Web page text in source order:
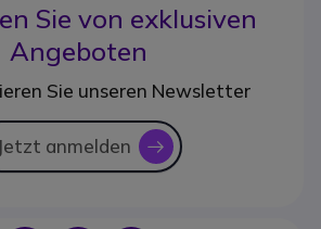
Sie von exklusiven
Angeboten
Sie unseren Newsletter
Jetzt anmelden icon